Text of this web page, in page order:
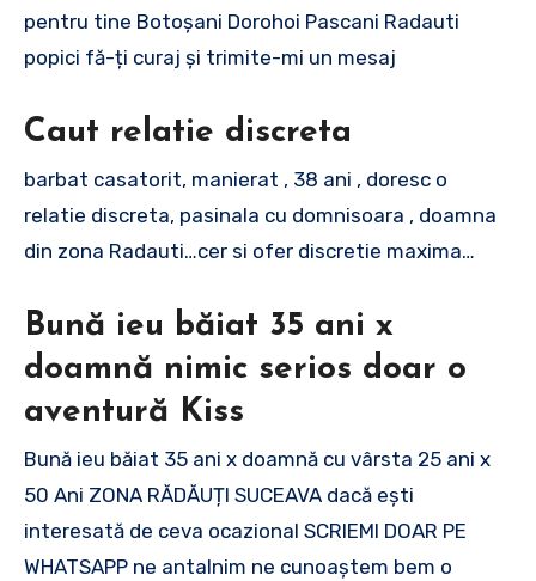
pentru tine Botoșani Dorohoi Pascani Radauti
popici fă-ți curaj și trimite-mi un mesaj
Caut relatie discreta
barbat casatorit, manierat , 38 ani , doresc o
relatie discreta, pasinala cu domnisoara , doamna
din zona Radauti…cer si ofer discretie maxima…
Bună ieu băiat 35 ani x
doamnă nimic serios doar o
aventură Kiss
Bună ieu băiat 35 ani x doamnă cu vârsta 25 ani x
50 Ani ZONA RĂDĂUȚI SUCEAVA dacă ești
interesată de ceva ocazional SCRIEMI DOAR PE
WHATSAPP ne antalnim ne cunoaștem bem o